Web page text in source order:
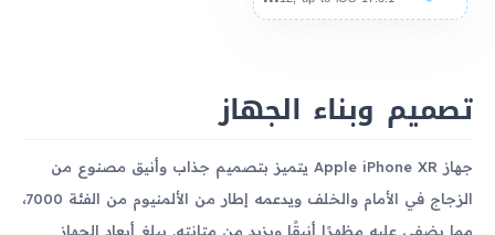
تصميم وبناء الجهاز
جهاز Apple iPhone XR يتميز بتصميم جذاب وأنيق مصنوع من
الزجاج في الأمام والخلف ويدعمه إطار من الألمنيوم من الفئة 7000،
مما يضفي عليه مظهرًا أنيقًا ويزيد من متانته. يبلغ أبعاد الجهاز